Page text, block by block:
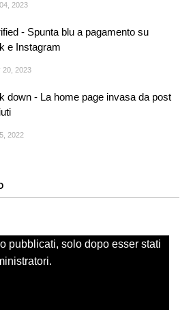
2023
- Spunta blu a pagamento su
e Instagram
20, 2023
down - La home page invasa da post
2022
pubblicati, solo dopo esser stati